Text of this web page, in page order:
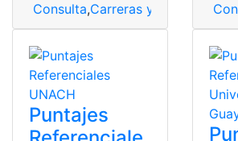
Consulta,Carreras y Puntajes
Puntajes